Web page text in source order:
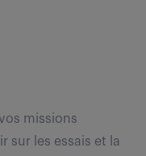
missions
sur les essais et la